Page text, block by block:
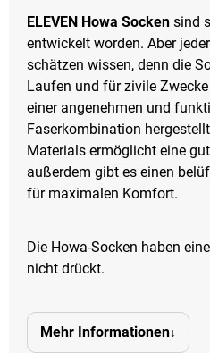
ELEVEN Howa Socken sind
entwickelt worden. Aber
schätzen wissen, denn die
Laufen und für zivile
einer angenehmen und
Faserkombination
Materials ermöglicht eine
außerdem gibt es einen
für maximalen Komfort.
Die Howa-Socken haben
nicht drückt.
Mehr Informationen